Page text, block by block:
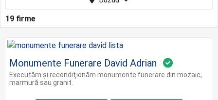
19 firme
Monumente Funerare David Adrian
Executăm şi recondiţionăm monumente funerare din mozaic,
marmură sau granit.